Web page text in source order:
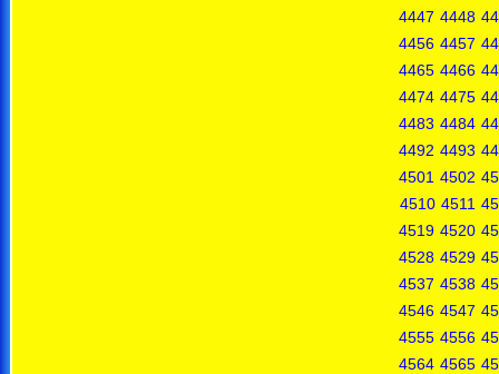
4447 4448
4456 4457
4465 4466
4474 4475
4483 4484
4492 4493
4501 4502
4510 4511
4519 4520
4528 4529
4537 4538
4546 4547
4555 4556
4564 4565